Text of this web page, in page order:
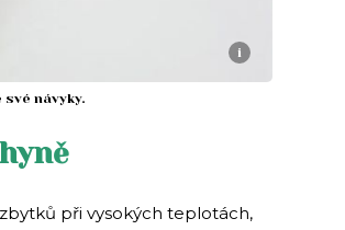
i
návyky.
při vysokých teplotách,